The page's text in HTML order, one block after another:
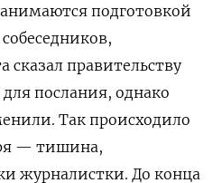
подготовкой
сказал правительству
послания, однако
Так происходило
— тишина,
журналистки. До конца